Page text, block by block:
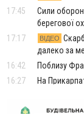
17:45
Сили
берегової
17:17
ВІДЕО
далеко за
16:42
Поблизу
16:27
На
15:58
Понад 9